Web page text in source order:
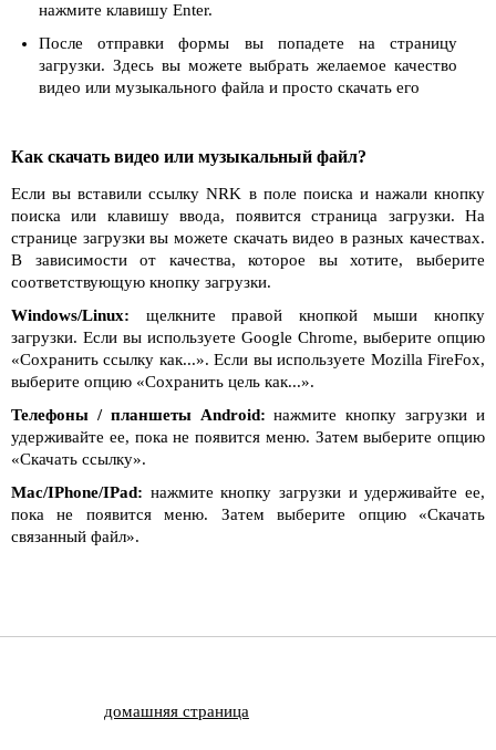
нажмите клавишу Enter.
После отправки формы вы попадете на страницу
загрузки. Здесь вы можете выбрать желаемое качество
видео или музыкального файла и просто скачать его
Как скачать видео или музыкальный файл?
Если вы вставили ссылку NRK в поле поиска и нажали кнопку
поиска или клавишу ввода, появится страница загрузки. На
странице загрузки вы можете скачать видео в разных качествах.
В зависимости от качества, которое вы хотите, выберите
соответствующую кнопку загрузки.
Windows/Linux: щелкните правой кнопкой мыши кнопку
загрузки. Если вы используете Google Chrome, выберите опцию
«Сохранить ссылку как...». Если вы используете Mozilla FireFox,
выберите опцию «Сохранить цель как...».
Телефоны / планшеты Android: нажмите кнопку загрузки и
удерживайте ее, пока не появится меню. Затем выберите опцию
«Скачать ссылку».
Mac/IPhone/IPad: нажмите кнопку загрузки и удерживайте ее,
пока не появится меню. Затем выберите опцию «Скачать
связанный файл».
домашняя страница